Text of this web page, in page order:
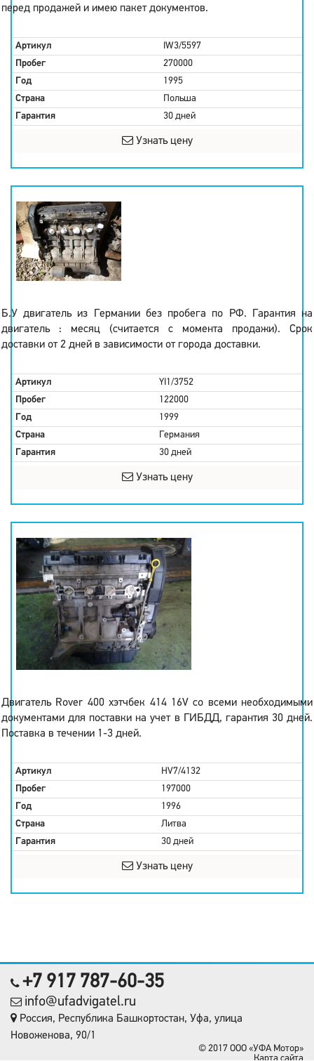
перед продажей и имею пакет документов.
Артикул
IW3/5597
Пробег
270000
Год
1995
Страна
Польша
Гарантия
30 дней
Узнать цену
Б.У двигатель из Германии без пробега по РФ. Гарантия на
двигатель : месяц (считается с момента продажи). Срок
доставки от 2 дней в зависимости от города доставки.
Артикул
YI1/3752
Пробег
122000
Год
1999
Страна
Германия
Гарантия
30 дней
Узнать цену
Двигатель Rover 400 хэтчбек 414 16V со всеми необходимыми
документами для поставки на учет в ГИБДД, гарантия 30 дней.
Поставка в течении 1-3 дней.
Артикул
HV7/4132
Пробег
197000
Год
1996
Страна
Литва
Гарантия
30 дней
Узнать цену
+7 917 787-60-35
info@ufadvigatel.ru
Россия, Республика Башкортостан, Уфа, улица
Новоженова, 90/1
© 2017 OOO «УФА Мотор»
Карта сайта